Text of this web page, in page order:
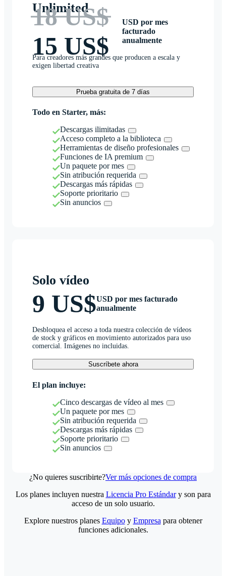
Unlimited
18 US$
15 US$
USD por mes
facturado
anualmente
Para creadores más grandes que producen a escala y
exigen libertad creativa
Prueba gratuita de 7 días
Todo en Starter, más:
Descargas ilimitadas
Acceso completo a la biblioteca
Herramientas de diseño profesionales
Funciones de IA premium
Un paquete por mes
Sin atribución requerida
Descargas más rápidas
Soporte prioritario
Sin anuncios
Solo vídeo
9 US$USD por mes facturado
anualmente
Desbloquea el acceso a toda nuestra colección de vídeos
de stock y gráficos en movimiento autorizados para uso
comercial. Imágenes no incluidas.
Suscríbete ahora
El plan incluye:
Cinco descargas de vídeo al mes
Un paquete por mes
Sin atribución requerida
Descargas más rápidas
Soporte prioritario
Sin anuncios
¿No quieres suscribirte?Ver más opciones de compra
Los planes incluyen nuestra Licencia Pro Estándary son para
acceso de un solo usuario.
Explore nuestros planes Equipoy Empresa para obtener
funciones adicionales.